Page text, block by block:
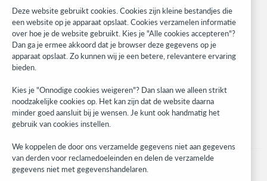
Research
WebJunction
Developer Network
Stay in the know.
Get the latest product updates, research, events, and much more—
right to your inbox.
Subscribe now
Deze website gebruikt cookies. Cookies zijn kleine bestandjes die
een website op je apparaat opslaat. Cookies verzamelen informatie
over hoe je de website gebruikt. Kies je "Alle cookies accepteren"?
Dan ga je ermee akkoord dat je browser deze gegevens op je
apparaat opslaat. Zo kunnen wij je een betere, relevantere ervaring
bieden.
Kies je "Onnodige cookies weigeren"? Dan slaan we alleen strikt
noodzakelijke cookies op. Het kan zijn dat de website daarna
minder goed aansluit bij je wensen. Je kunt ook handmatig het
gebruik van cookies instellen.
We koppelen de door ons verzamelde gegevens niet aan gegevens
van derden voor reclamedoeleinden en delen de verzamelde
gegevens niet met gegevenshandelaren.